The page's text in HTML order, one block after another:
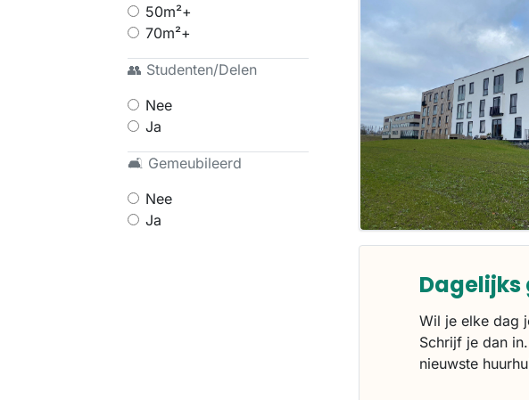
50m²+
70m²+
👥 Studenten/Delen
Nee
Ja
🛋 Gemeubileerd
Nee
Ja
Dagelijks
Wil je elke dag
Schrijf je dan
nieuwste